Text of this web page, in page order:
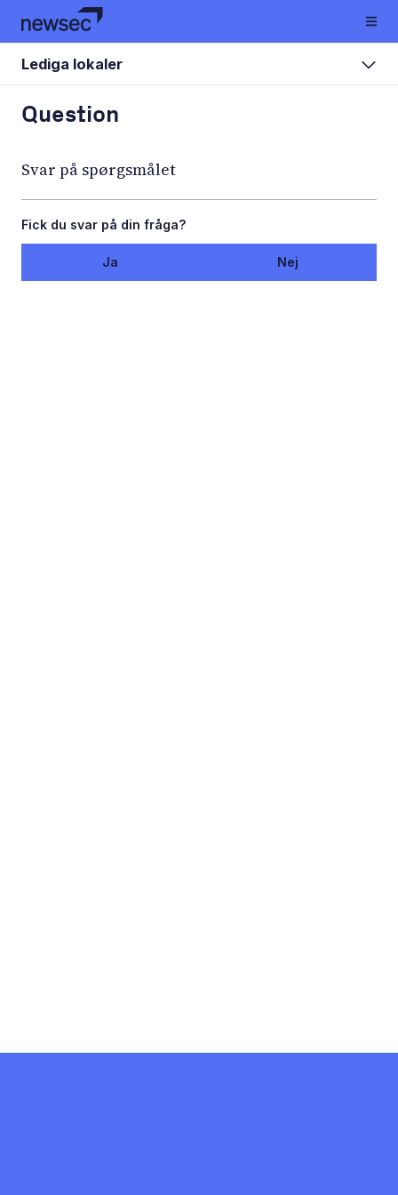
Lediga lokaler
Question
Svar på spørgsmålet
Fick du svar på din fråga?
Ja Nej